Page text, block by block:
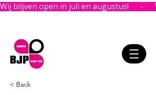
Wij blijven open in juli en augustus!      -
< Back